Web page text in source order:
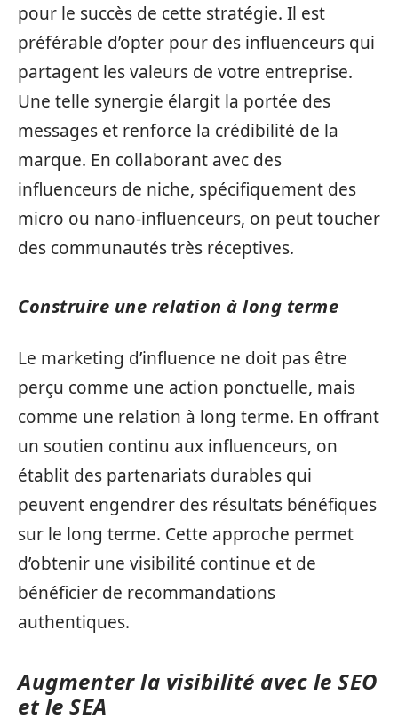
pour le succès de cette stratégie. Il est
préférable d’opter pour des influenceurs qui
partagent les valeurs de votre entreprise.
Une telle synergie élargit la portée des
messages et renforce la crédibilité de la
marque. En collaborant avec des
influenceurs de niche, spécifiquement des
micro ou nano-influenceurs, on peut toucher
des communautés très réceptives.
Construire une relation à long terme
Le marketing d’influence ne doit pas être
perçu comme une action ponctuelle, mais
comme une relation à long terme. En offrant
un soutien continu aux influenceurs, on
établit des partenariats durables qui
peuvent engendrer des résultats bénéfiques
sur le long terme. Cette approche permet
d’obtenir une visibilité continue et de
bénéficier de recommandations
authentiques.
Augmenter la visibilité avec le SEO
et le SEA